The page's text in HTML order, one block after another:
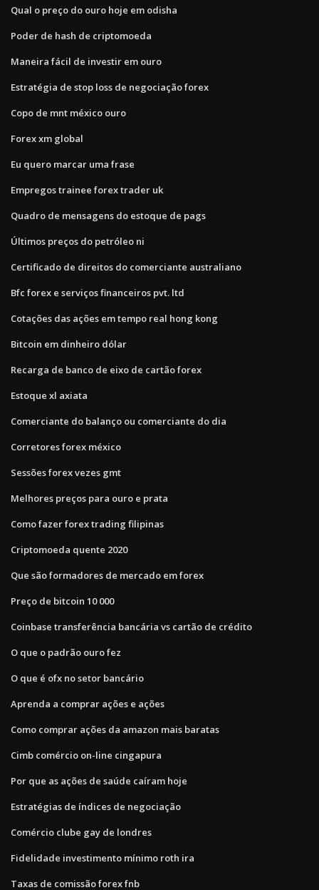
Qual o preço do ouro hoje em odisha
Poder de hash de criptomoeda
Maneira fácil de investir em ouro
Estratégia de stop loss de negociação forex
Copo de mnt méxico ouro
Forex xm global
Eu quero marcar uma frase
Empregos trainee forex trader uk
Quadro de mensagens do estoque de pags
Últimos preços do petróleo ni
Certificado de direitos do comerciante australiano
Bfc forex e serviços financeiros pvt. ltd
Cotações das ações em tempo real hong kong
Bitcoin em dinheiro dólar
Recarga de banco de eixo de cartão forex
Estoque xl axiata
Comerciante do balanço ou comerciante do dia
Corretores forex méxico
Sessões forex vezes gmt
Melhores preços para ouro e prata
Como fazer forex trading filipinas
Criptomoeda quente 2020
Que são formadores de mercado em forex
Preço de bitcoin 10 000
Coinbase transferência bancária vs cartão de crédito
O que o padrão ouro fez
O que é ofx no setor bancário
Aprenda a comprar ações e ações
Como comprar ações da amazon mais baratas
Cimb comércio on-line cingapura
Por que as ações de saúde caíram hoje
Estratégias de índices de negociação
Comércio clube gay de londres
Fidelidade investimento mínimo roth ira
Taxas de comissão forex fnb